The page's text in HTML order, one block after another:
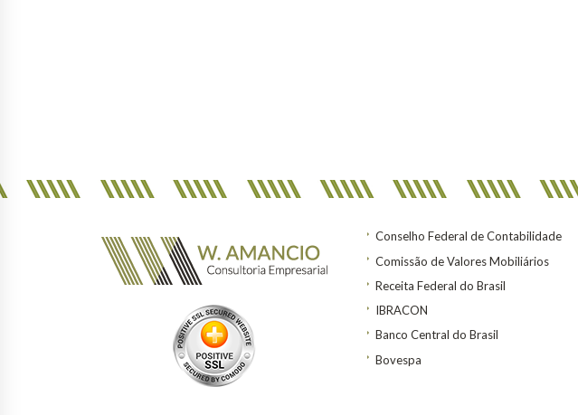
Conselho Federal de Contabilidade
Comissão de Valores Mobiliários
Receita Federal do Brasil
IBRACON
Banco Central do Brasil
Bovespa